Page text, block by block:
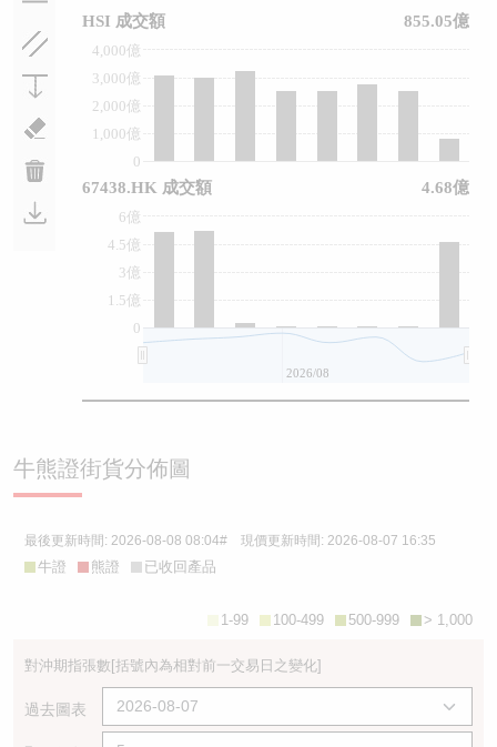
0
1,000億
2,000億
3,000億
4,000億
0
1.5億
3億
4.5億
6億
2026/08
HSI 成交額 855.05億
67438.HK 成交額 4.68億
牛熊證街貨分佈圖
最後更新時間: 2026-08-08 08:04# 現價更新時間: 2026-08-07 16:35
牛證 熊證 已收回產品
> 1,000
500-999
100-499
1-99
對沖期指張數[括號內為相對前一交易日之變化]
過去圖表